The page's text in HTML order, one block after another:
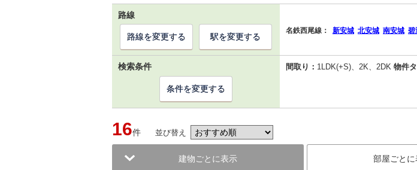
路線
名鉄西尾線： 新安城 北安城 南安城 碧
路線を変更する 駅を変更する
検索条件 間取り： 1LDK(+S)、2K、2DK 物件
条件を変更する
16件 並び替え
建物ごとに表示 部屋ごとに